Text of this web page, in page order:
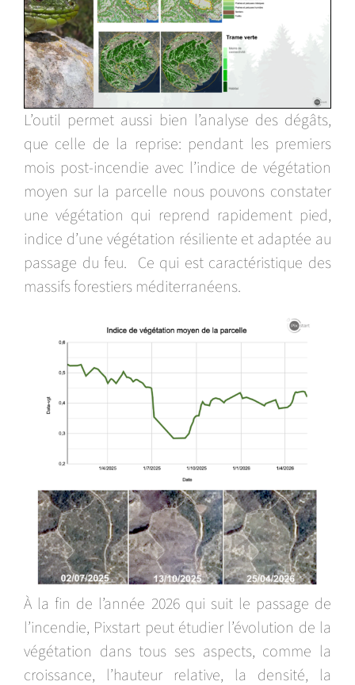
L’outil permet aussi bien l’analyse des dégâts,
que celle de la reprise: pendant les premiers
mois post-incendie avec l’indice de végétation
moyen sur la parcelle nous pouvons constater
une végétation qui reprend rapidement pied,
indice d’une végétation résiliente et adaptée au
passage du feu. Ce qui est caractéristique des
massifs forestiers méditerranéens.
À la fin de l’année 2026 qui suit le passage de
l’incendie, Pixstart peut étudier l’évolution de la
végétation dans tous ses aspects, comme la
croissance, l’hauteur relative, la densité, la